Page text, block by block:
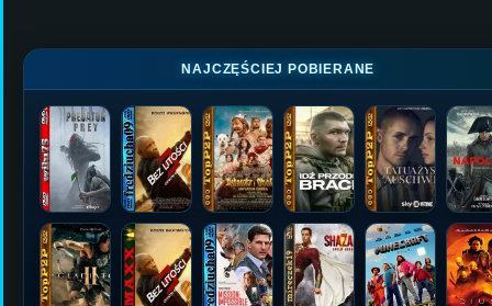
NAJCZĘŚCIEJ POBIERANE